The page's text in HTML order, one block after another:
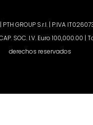
GROUP S.r.l. | P.IVA
SOC. I.V. Euro 100,000.00 |
derechos reservados